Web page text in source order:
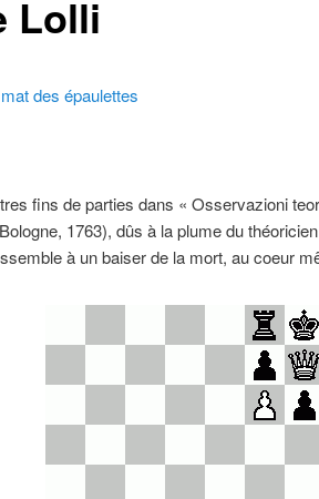
Lolli
des épaulettes
fins de parties dans « Osservazioni
1763), dûs à la plume du
à un baiser de la mort, au coeur